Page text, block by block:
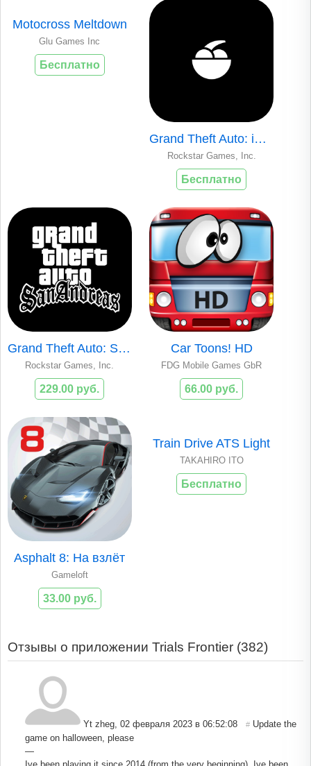
Motocross Meltdown
Glu Games Inc
Бесплатно
Grand Theft Auto: iFruit
Rockstar Games, Inc.
Бесплатно
Grand Theft Auto: San Andreas
Rockstar Games, Inc.
229.00 руб.
Car Toons! HD
FDG Mobile Games GbR
66.00 руб.
Asphalt 8: На взлёт
Gameloft
33.00 руб.
Train Drive ATS Light
TAKAHIRO ITO
Бесплатно
Отзывы о приложении Trials Frontier (382)
Yt zheg 02 февраля 2023 в 06:52:08 # Update the
game on halloween, please
—